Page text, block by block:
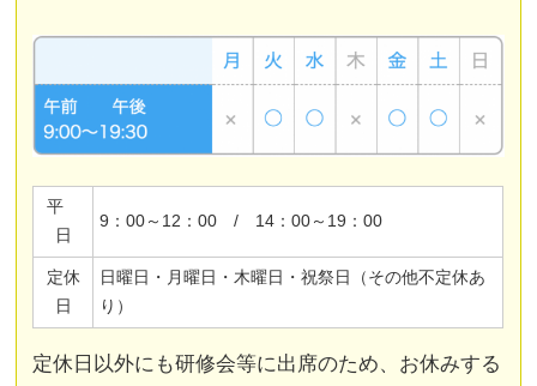
平
日
9：00～12：00 / 14：00～19：00
定休
日
日曜日・月曜日・木曜日・祝祭日（その他不定休あ
り）
定休日以外にも研修会等に出席のため、お休みする